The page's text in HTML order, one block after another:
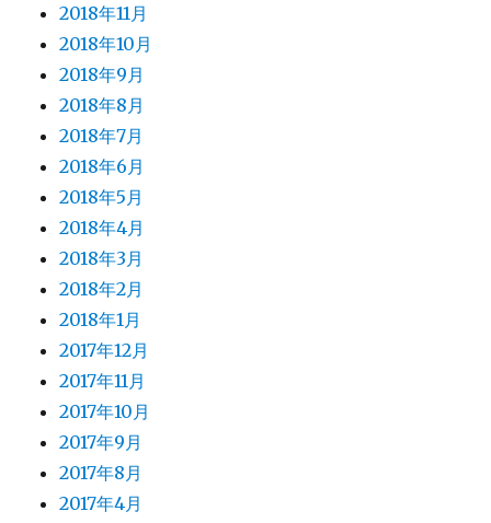
2018年11月
2018年10月
2018年9月
2018年8月
2018年7月
2018年6月
2018年5月
2018年4月
2018年3月
2018年2月
2018年1月
2017年12月
2017年11月
2017年10月
2017年9月
2017年8月
2017年4月